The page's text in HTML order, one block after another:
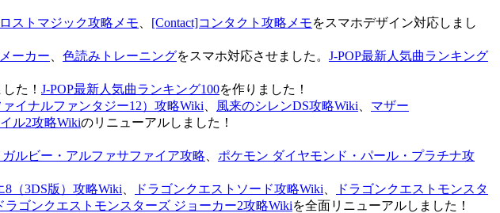
ロストマジック攻略メモ [Contact]コンタクト攻略メモをスマホデザイン対応しまし
ーカー 色読みトレーニングをスマホ対応させました。 J-POP最新人気曲ランキング
た！ J-POP最新人気曲ランキング100を作りました！
ァイナルファンタジー12）攻略Wiki 風来のシレンDS攻略Wiki
マザー
ル2攻略Wikiのリニューアルしました！
ルビー・アルファサファイア攻略
ポケモン ダイヤモンド・パール・プラチナ攻
8（3DS版）攻略Wiki ドラゴンクエストソード攻略Wiki
ドラゴンクエストモンスタ
ラゴンクエストモンスターズ ジョーカー2攻略Wikiを全面リニューアルしました！